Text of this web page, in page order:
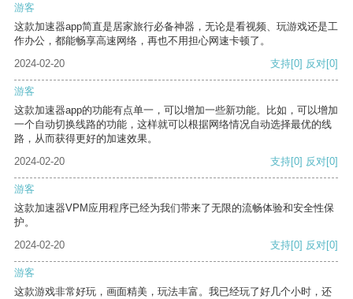
游客
这款加速器app简直是居家旅行必备神器，无论是看视频、玩游戏还是工
作办公，都能畅享高速网络，再也不用担心网速卡顿了。
2024-02-20
支持[0] 反对[0]
游客
这款加速器app的功能有点单一，可以增加一些新功能。比如，可以增加
一个自动切换线路的功能，这样就可以根据网络情况自动选择最优的线
路，从而获得更好的加速效果。
2024-02-20
支持[0] 反对[0]
游客
这款加速器VPM应用程序已经为我们带来了无限的流畅体验和安全性保
护。
2024-02-20
支持[0] 反对[0]
游客
这款游戏非常好玩，画面精美，玩法丰富。我已经玩了好几个小时，还